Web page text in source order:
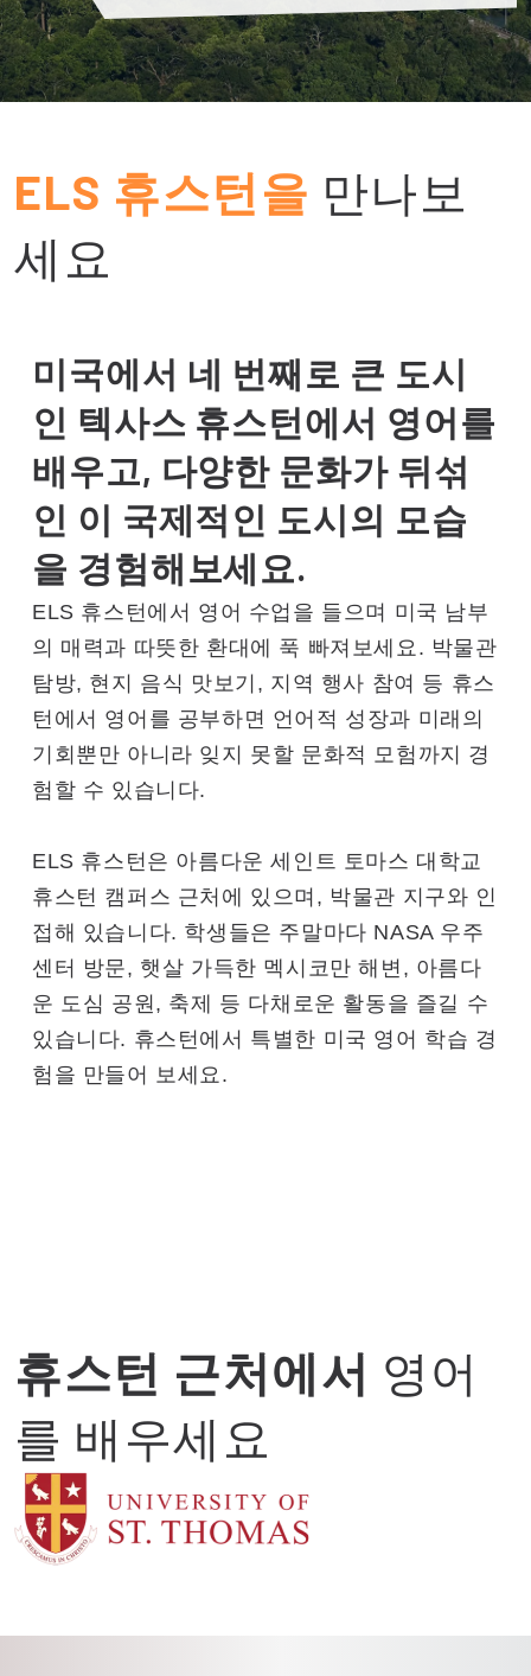
ELS 휴스턴을 만나보
세요
미국에서 네 번째로 큰 도시
인 텍사스 휴스턴에서 영어를
배우고, 다양한 문화가 뒤섞
인 이 국제적인 도시의 모습
을 경험해보세요.
ELS 휴스턴에서 영어 수업을 들으며 미국 남부
의 매력과 따뜻한 환대에 푹 빠져보세요. 박물관
탐방, 현지 음식 맛보기, 지역 행사 참여 등 휴스
턴에서 영어를 공부하면 언어적 성장과 미래의
기회뿐만 아니라 잊지 못할 문화적 모험까지 경
험할 수 있습니다.
ELS 휴스턴은 아름다운 세인트 토마스 대학교
휴스턴 캠퍼스 근처에 있으며, 박물관 지구와 인
접해 있습니다. 학생들은 주말마다 NASA 우주
센터 방문, 햇살 가득한 멕시코만 해변, 아름다
운 도심 공원, 축제 등 다채로운 활동을 즐길 수
있습니다. 휴스턴에서 특별한 미국 영어 학습 경
험을 만들어 보세요.
휴스턴 근처에서 영어
를 배우세요